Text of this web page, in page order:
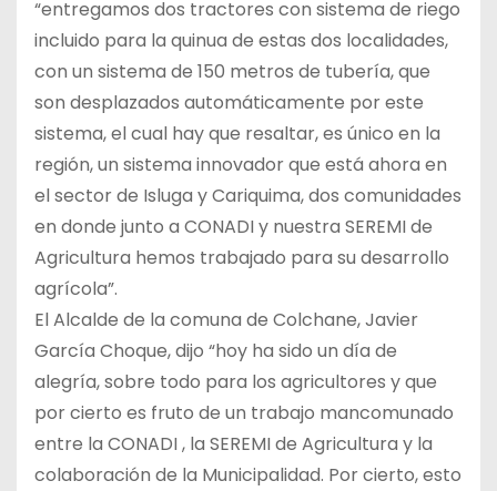
“entregamos dos tractores con sistema de riego
incluido para la quinua de estas dos localidades,
con un sistema de 150 metros de tubería, que
son desplazados automáticamente por este
sistema, el cual hay que resaltar, es único en la
región, un sistema innovador que está ahora en
el sector de Isluga y Cariquima, dos comunidades
en donde junto a CONADI y nuestra SEREMI de
Agricultura hemos trabajado para su desarrollo
agrícola”.
El Alcalde de la comuna de Colchane, Javier
García Choque, dijo “hoy ha sido un día de
alegría, sobre todo para los agricultores y que
por cierto es fruto de un trabajo mancomunado
entre la CONADI , la SEREMI de Agricultura y la
colaboración de la Municipalidad. Por cierto, esto